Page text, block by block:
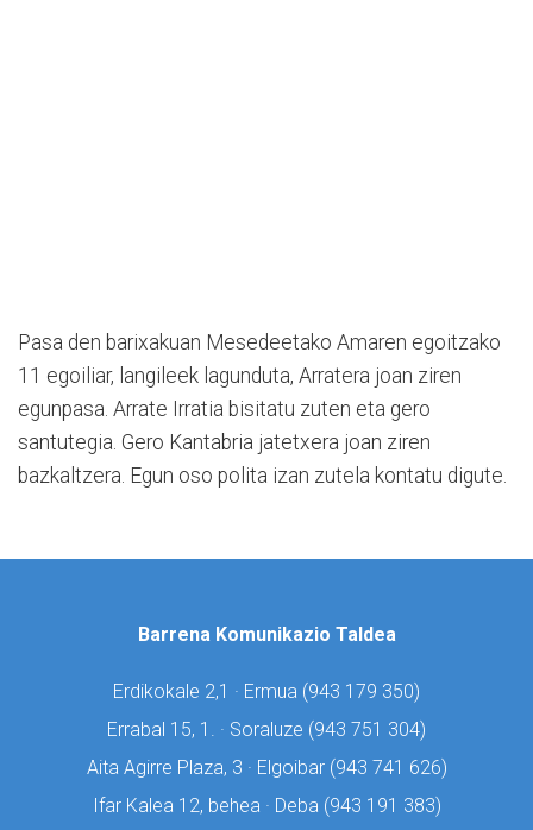
Pasa den barixakuan Mesedeetako Amaren egoitzako
11 egoiliar, langileek lagunduta, Arratera joan ziren
egunpasa. Arrate Irratia bisitatu zuten eta gero
santutegia. Gero Kantabria jatetxera joan ziren
bazkaltzera. Egun oso polita izan zutela kontatu digute.
Barrena Komunikazio Taldea
Erdikokale 2,1 · Ermua (943 179 350)
Errabal 15, 1. · Soraluze (943 751 304)
Aita Agirre Plaza, 3 · Elgoibar (943 741 626)
Ifar Kalea 12, behea · Deba (943 191 383)